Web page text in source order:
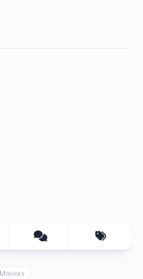
Móviles